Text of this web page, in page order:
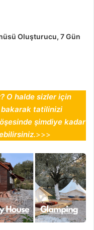
Oluşturucu, 7 Gün
O halde sizler için
bakarak tatilinizi
şimdiye kadar
>>>